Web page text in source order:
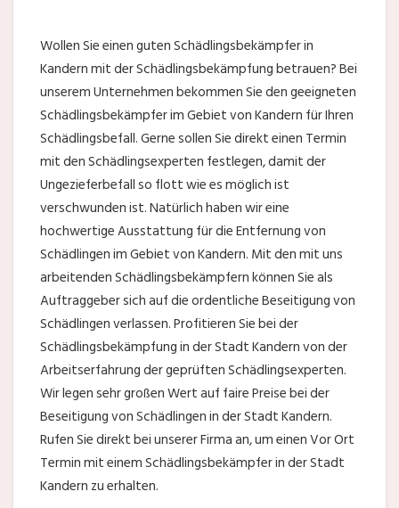
Wollen Sie einen guten Schädlingsbekämpfer in
Kandern mit der Schädlingsbekämpfung betrauen? Bei
unserem Unternehmen bekommen Sie den geeigneten
Schädlingsbekämpfer im Gebiet von Kandern für Ihren
Schädlingsbefall. Gerne sollen Sie direkt einen Termin
mit den Schädlingsexperten festlegen, damit der
Ungezieferbefall so flott wie es möglich ist
verschwunden ist. Natürlich haben wir eine
hochwertige Ausstattung für die Entfernung von
Schädlingen im Gebiet von Kandern. Mit den mit uns
arbeitenden Schädlingsbekämpfern können Sie als
Auftraggeber sich auf die ordentliche Beseitigung von
Schädlingen verlassen. Profitieren Sie bei der
Schädlingsbekämpfung in der Stadt Kandern von der
Arbeitserfahrung der geprüften Schädlingsexperten.
Wir legen sehr großen Wert auf faire Preise bei der
Beseitigung von Schädlingen in der Stadt Kandern.
Rufen Sie direkt bei unserer Firma an, um einen Vor Ort
Termin mit einem Schädlingsbekämpfer in der Stadt
Kandern zu erhalten.